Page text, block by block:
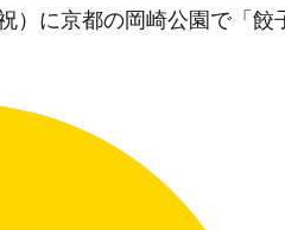
）に京都の岡崎公園で「餃